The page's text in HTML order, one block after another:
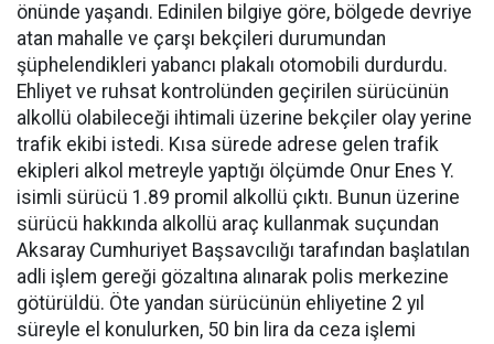
önünde yaşandı. Edinilen bilgiye göre, bölgede devriye
atan mahalle ve çarşı bekçileri durumundan
şüphelendikleri yabancı plakalı otomobili durdurdu.
Ehliyet ve ruhsat kontrolünden geçirilen sürücünün
alkollü olabileceği ihtimali üzerine bekçiler olay yerine
trafik ekibi istedi. Kısa sürede adrese gelen trafik
ekipleri alkol metreyle yaptığı ölçümde Onur Enes Y.
isimli sürücü 1.89 promil alkollü çıktı. Bunun üzerine
sürücü hakkında alkollü araç kullanmak suçundan
Aksaray Cumhuriyet Başsavcılığı tarafından başlatılan
adli işlem gereği gözaltına alınarak polis merkezine
götürüldü. Öte yandan sürücünün ehliyetine 2 yıl
süreyle el konulurken, 50 bin lira da ceza işlemi